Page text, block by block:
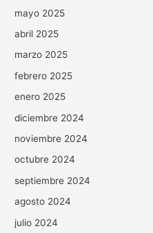
mayo 2025
abril 2025
marzo 2025
febrero 2025
enero 2025
diciembre 2024
noviembre 2024
octubre 2024
septiembre 2024
agosto 2024
julio 2024